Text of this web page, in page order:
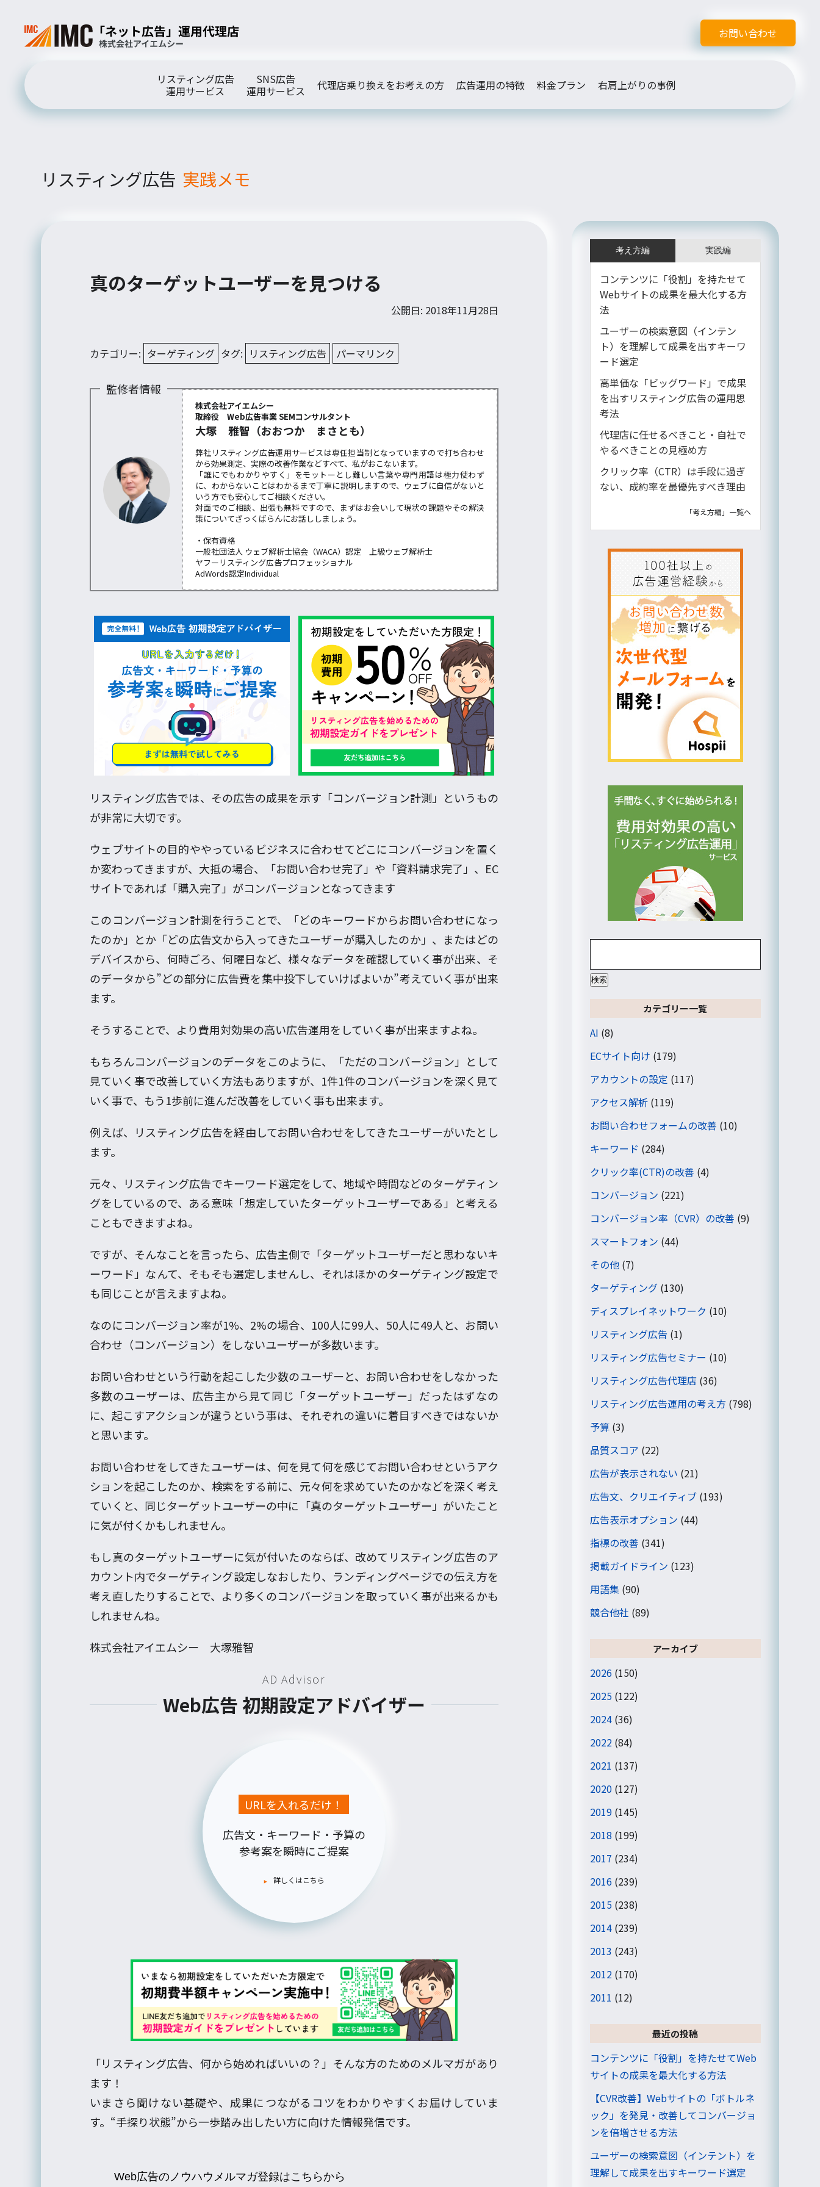
お問い合わせ
リスティング広告
運用サービス
SNS広告
運用サービス
代理店乗り換えをお考えの方 広告運用の特徴 料金プラン 右肩上がりの事例
リスティング広告 実践メモ
真のターゲットユーザーを見つける
公開日: 2018年11月28日
カテゴリー: ターゲティング タグ: リスティング広告 パーマリンク
監修者情報
株式会社アイエムシー
取締役 Web広告事業 SEMコンサルタント
大塚 雅智（おおつか まさとも）
弊社リスティング広告運用サービスは専任担当制となっていますので打ち合わせ
から効果測定、実際の改善作業などすべて、私がおこないます。
「誰にでもわかりやすく」をモットーとし難しい言葉や専門用語は極力使わず
に、わからないことはわかるまで丁寧に説明しますので、ウェブに自信がないと
いう方でも安心してご相談ください。
対面でのご相談、出張も無料ですので、まずはお会いして現状の課題やその解決
策についてざっくばらんにお話ししましょう。
・保有資格
一般社団法人 ウェブ解析士協会（WACA）認定 上級ウェブ解析士
ヤフーリスティング広告プロフェッショナル
AdWords認定Individual
リスティング広告では、その広告の成果を示す「コンバージョン計測」というもの
が非常に大切です。
ウェブサイトの目的ややっているビジネスに合わせてどこにコンバージョンを置く
か変わってきますが、大抵の場合、「お問い合わせ完了」や「資料請求完了」、EC
サイトであれば「購入完了」がコンバージョンとなってきます
このコンバージョン計測を行うことで、「どのキーワードからお問い合わせになっ
たのか」とか「どの広告文から入ってきたユーザーが購入したのか」、またはどの
デバイスから、何時ごろ、何曜日など、様々なデータを確認していく事が出来、そ
のデータから”どの部分に広告費を集中投下していけばよいか”考えていく事が出来
ます。
そうすることで、より費用対効果の高い広告運用をしていく事が出来ますよね。
もちろんコンバージョンのデータをこのように、「ただのコンバージョン」として
見ていく事で改善していく方法もありますが、1件1件のコンバージョンを深く見て
いく事で、もう1歩前に進んだ改善をしていく事も出来ます。
例えば、リスティング広告を経由してお問い合わせをしてきたユーザーがいたとし
ます。
元々、リスティング広告でキーワード選定をして、地域や時間などのターゲティン
グをしているので、ある意味「想定していたターゲットユーザーである」と考える
こともできますよね。
ですが、そんなことを言ったら、広告主側で「ターゲットユーザーだと思わないキ
ーワード」なんて、そもそも選定しませんし、それはほかのターゲティング設定で
も同じことが言えますよね。
なのにコンバージョン率が1%、2%の場合、100人に99人、50人に49人と、お問い
合わせ（コンバージョン）をしないユーザーが多数います。
お問い合わせという行動を起こした少数のユーザーと、お問い合わせをしなかった
多数のユーザーは、広告主から見て同じ「ターゲットユーザー」だったはずなの
に、起こすアクションが違うという事は、それぞれの違いに着目すべきではないか
と思います。
お問い合わせをしてきたユーザーは、何を見て何を感じてお問い合わせというアク
ションを起こしたのか、検索をする前に、元々何を求めていたのかなどを深く考え
ていくと、同じターゲットユーザーの中に「真のターゲットユーザー」がいたこと
に気が付くかもしれません。
もし真のターゲットユーザーに気が付いたのならば、改めてリスティング広告のア
カウント内でターゲティング設定しなおしたり、ランディングページでの伝え方を
考え直したりすることで、より多くのコンバージョンを取っていく事が出来るかも
しれませんね。
株式会社アイエムシー 大塚雅智
AD Advisor
Web広告 初期設定アドバイザー
URLを入れるだけ！
広告文・キーワード・予算の
参考案を瞬時にご提案
詳しくはこちら
「リスティング広告、何から始めればいいの？」そんな方のためのメルマガがあり
ます！
いまさら聞けない基礎や、成果につながるコツをわかりやすくお届けしていま
す。“手探り状態”から一歩踏み出したい方に向けた情報発信です。
Web広告のノウハウメルマガ登録はこちらから
考え方編 実践編
コンテンツに「役割」を持たせて
Webサイトの成果を最大化する方
法
ユーザーの検索意図（インテン
ト）を理解して成果を出すキーワ
ード選定
高単価な「ビッグワード」で成果
を出すリスティング広告の運用思
考法
代理店に任せるべきこと・自社で
やるべきことの見極め方
クリック率（CTR）は手段に過ぎ
ない、成約率を最優先すべき理由
「考え方編」一覧へ
カテゴリー一覧
AI (8)
ECサイト向け (179)
アカウントの設定 (117)
アクセス解析(119)
お問い合わせフォームの改善 (10)
キーワード (284)
クリック率(CTR)の改善 (4)
コンバージョン (221)
コンバージョン率（CVR）の改善 (9)
スマートフォン (44)
その他(7)
ターゲティング(130)
ディスプレイネットワーク (10)
リスティング広告 (1)
リスティング広告セミナー (10)
リスティング広告代理店(36)
リスティング広告運用の考え方(798)
予算(3)
品質スコア (22)
広告が表示されない (21)
広告文、クリエイティブ(193)
広告表示オプション (44)
指標の改善 (341)
掲載ガイドライン (123)
用語集 (90)
競合他社 (89)
アーカイブ
2026(150)
2025(122)
2024(36)
2022(84)
2021 (137)
2020(127)
2019(145)
2018 (199)
2017 (234)
2016(239)
2015(238)
2014(239)
2013 (243)
2012(170)
2011 (12)
最近の投稿
コンテンツに「役割」を持たせてWeb
サイトの成果を最大化する方法
【CVR改善】Webサイトの「ボトルネ
ック」を発見・改善してコンバージョ
ンを倍増させる方法
ユーザーの検索意図（インテント）を
理解して成果を出すキーワード選定